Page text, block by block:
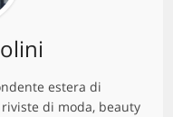
estera di
di moda, beauty